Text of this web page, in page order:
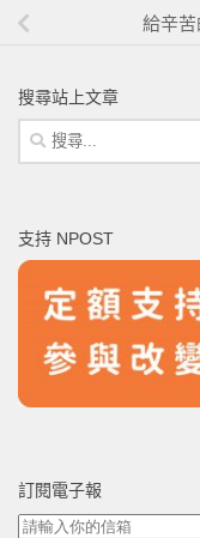
給辛苦
搜尋站上文章
搜
尋
字:
支持 NPOST
訂閱電子報